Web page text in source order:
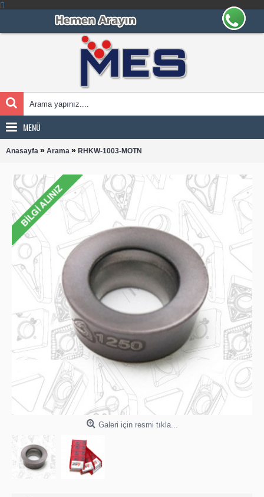
MENÜ
Anasayfa » Arama » RHKW-1003-MOTN
Galeri için resmi tıkla...